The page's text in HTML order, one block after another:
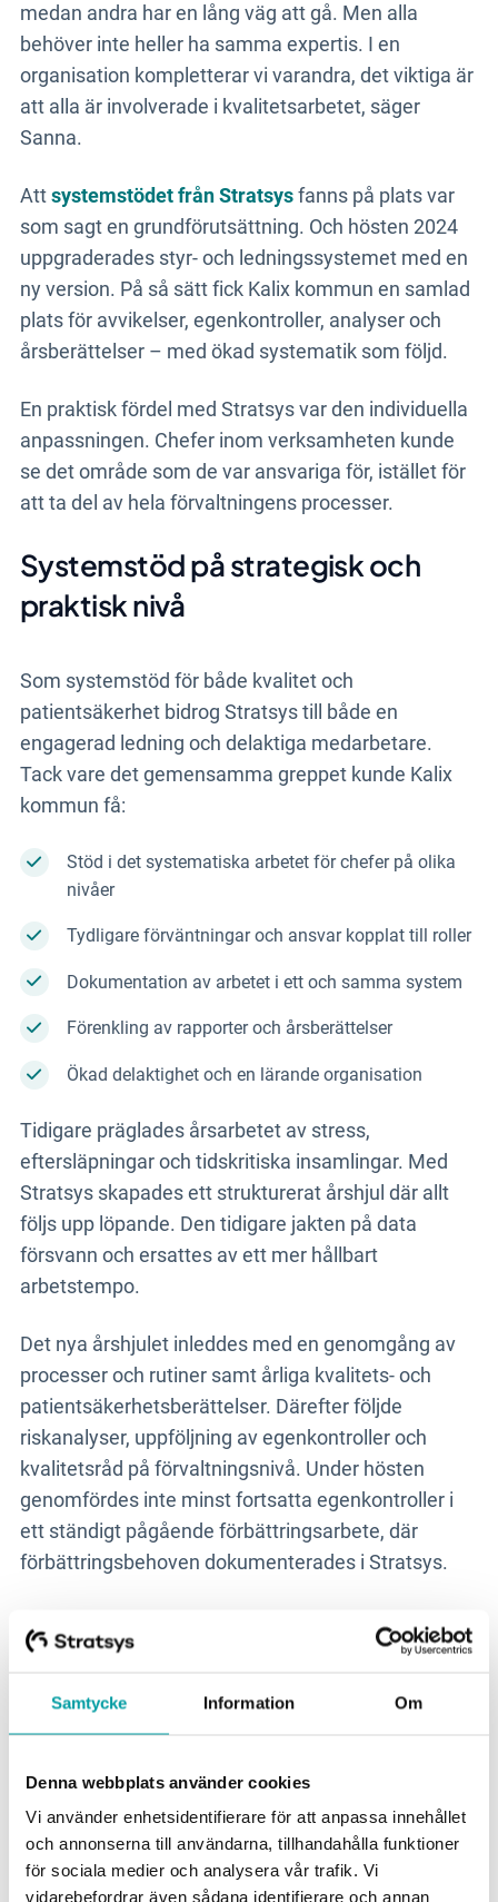
Samtycke Information Om
Denna webbplats använder cookies
Vi använder enhetsidentifierare för att anpassa innehållet
och annonserna till användarna, tillhandahålla funktioner
för sociala medier och analysera vår trafik. Vi
vidarebefordrar även sådana identifierare och annan
medan andra har en lång väg att gå. Men alla
behöver inte heller ha samma expertis. I en
organisation kompletterar vi varandra, det viktiga är
att alla är involverade i kvalitetsarbetet, säger
Sanna.
Attsystemstödet från Stratsysfanns på plats var
som sagt en grundförutsättning. Och hösten 2024
uppgraderades styr- och ledningssystemet med en
ny version. På så sätt fick Kalix kommun en samlad
plats för avvikelser, egenkontroller, analyser och
årsberättelser – med ökad systematik som följd.
En praktisk fördel med Stratsys var den individuella
anpassningen. Chefer inom verksamheten kunde
se det område som de var ansvariga för, istället för
att ta del av hela förvaltningens processer.
Systemstöd på strategisk och
praktisk nivå
Som systemstöd för både kvalitet och
patientsäkerhet bidrog Stratsys till både en
engagerad ledning och delaktiga medarbetare.
Tack vare det gemensamma greppet kunde Kalix
kommun få:
Stöd i det systematiska arbetet för chefer på olika
nivåer
Tydligare förväntningar och ansvar kopplat till roller
Dokumentation av arbetet i ett och samma system
Förenkling av rapporter och årsberättelser
Ökad delaktighet och en lärande organisation
Tidigare präglades årsarbetet av stress,
eftersläpningar och tidskritiska insamlingar. Med
Stratsys skapades ett strukturerat årshjul där allt
följs upp löpande. Den tidigare jakten på data
försvann och ersattes av ett mer hållbart
arbetstempo.
Det nya årshjulet inleddes med en genomgång av
processer och rutiner samt årliga kvalitets- och
patientsäkerhetsberättelser. Därefter följde
riskanalyser, uppföljning av egenkontroller och
kvalitetsråd på förvaltningsnivå. Under hösten
genomfördes inte minst fortsatta egenkontroller i
ett ständigt pågående förbättringsarbete, där
förbättringsbehoven dokumenterades i Stratsys.
En förutsättning för att lyckas var det interna stödet
från förvaltningschefen. I Kalix kommun sitter
förvaltningen – något som är relativt ovanligt. Det
arbetet – från IT till ekonomi.
Tillitsbaserad styrning genom
egenkontroll